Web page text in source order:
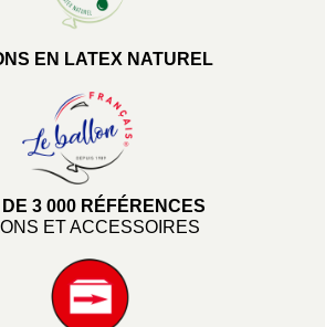
EN LATEX NATUREL
3 000 RÉFÉRENCES
ET ACCESSOIRES